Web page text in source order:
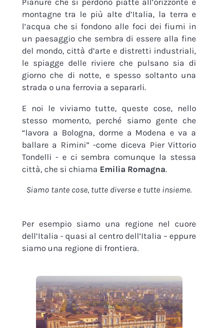
Pianure che si perdono piatte all’orizzonte e
montagne tra le più alte d’Italia, la terra e
l’acqua che si fondono alle foci dei fiumi in
un paesaggio che sembra di essere alla fine
del mondo, città d’arte e distretti industriali,
le spiagge delle riviere che pulsano sia di
giorno che di notte, e spesso soltanto una
strada o una ferrovia a separarli.
E noi le viviamo tutte, queste cose, nello
stesso momento, perché siamo gente che
“lavora a Bologna, dorme a Modena e va a
ballare a Rimini” -come diceva Pier Vittorio
Tondelli - e ci sembra comunque la stessa
città, che si chiama Emilia Romagna.
Siamo tante cose, tutte diverse e tutte insieme.
Per esempio siamo una regione nel cuore
dell’Italia - quasi al centro dell’Italia – eppure
siamo una regione di frontiera.